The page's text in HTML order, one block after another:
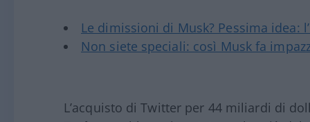
Le dimissioni di Musk? Pessima idea:
Non siete speciali: così Musk fa
L’acquisto di Twitter per 44 miliardi di